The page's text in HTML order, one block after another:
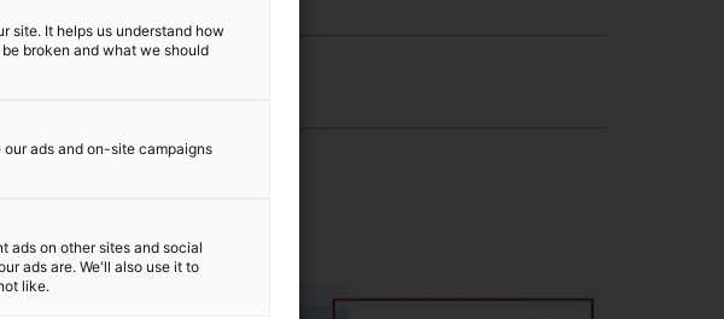
site. It helps us understand how
broken and what we should
ads and on-site campaigns
ads on other sites and social
ads are. We'll also use it to
like.